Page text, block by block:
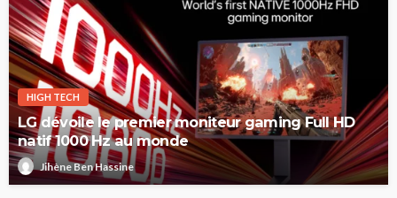
HIGH TECH
LG dévoile le premier moniteur gaming Full HD
natif 1000 Hz au monde
Jihène Ben Hassine